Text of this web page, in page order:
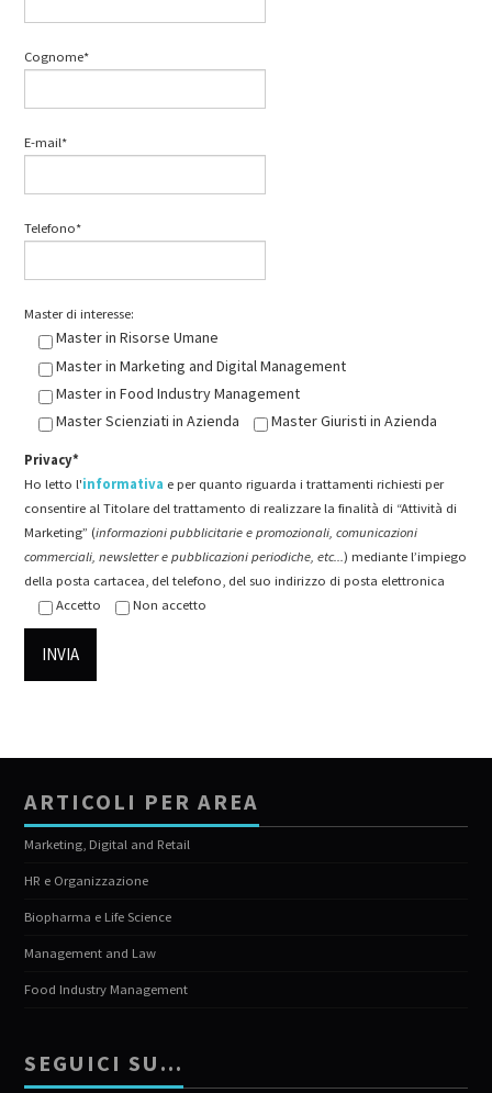
Cognome*
E-mail*
Telefono*
Master di interesse:
Master in Risorse Umane
Master in Marketing and Digital Management
Master in Food Industry Management
Master Scienziati in Azienda
Master Giuristi in Azienda
Privacy*
Ho letto l'informativa e per quanto riguarda i trattamenti richiesti per
consentire al Titolare del trattamento di realizzare la finalità di “Attività di
Marketing” (informazioni pubblicitarie e promozionali, comunicazioni
commerciali, newsletter e pubblicazioni periodiche, etc...) mediante l’impiego
della posta cartacea, del telefono, del suo indirizzo di posta elettronica
Accetto
Non accetto
ARTICOLI PER AREA
Marketing, Digital and Retail
HR e Organizzazione
Biopharma e Life Science
Management and Law
Food Industry Management
SEGUICI SU…